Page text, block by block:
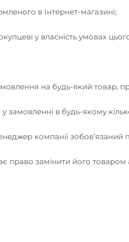
в Інтернет-магазині;
у власність умовах
на будь-який товар,
в будь-якому
компанії
право замінити його